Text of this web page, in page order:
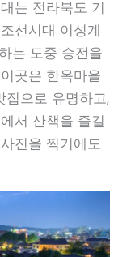
는 전라북도 기
선시대 이성계
는 도중 승전을
곳은 한옥마을
집으로 유명하고,
서 산책을 즐길
진을 찍기에도